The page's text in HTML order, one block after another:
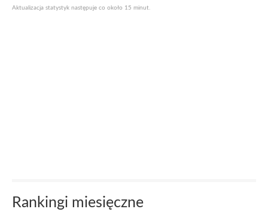
Aktualizacja statystyk następuje co około 15 minut.
Rankingi miesięczne